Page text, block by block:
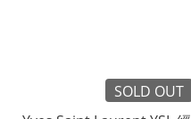
SOLD OUT